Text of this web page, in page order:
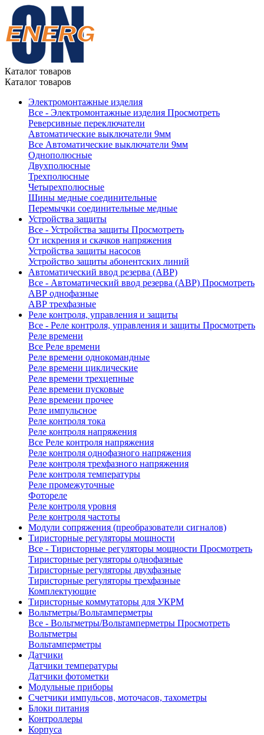
Каталог товаров
Каталог товаров
Электромонтажные изделия
Все - Электромонтажные изделия Просмотреть
Реверсивные переключатели
Автоматические выключатели 9мм
Все Автоматические выключатели 9мм
Однополюсные
Двухполюсные
Трехполюсные
Четырехполюсные
Шины медные соединительные
Перемычки соединительные медные
Устройства защиты
Все - Устройства защиты Просмотреть
От искрения и скачков напряжения
Устройства защиты насосов
Устройство защиты абонентских линий
Автоматический ввод резерва (АВР)
Все - Автоматический ввод резерва (АВР) Просмотреть
АВР однофазные
АВР трехфазные
Реле контроля, управления и защиты
Все - Реле контроля, управления и защиты Просмотреть
Реле времени
Все Реле времени
Реле времени однокомандные
Реле времени циклические
Реле времени трехцепные
Реле времени пусковые
Реле времени прочее
Реле импульсное
Реле контроля тока
Реле контроля напряжения
Все Реле контроля напряжения
Реле контроля однофазного напряжения
Реле контроля трехфазного напряжения
Реле контроля температуры
Реле промежуточные
Фотореле
Реле контроля уровня
Реле контроля частоты
Модули сопряжения (преобразователи сигналов)
Тиристорные регуляторы мощности
Все - Тиристорные регуляторы мощности Просмотреть
Тиристорные регуляторы однофазные
Тиристорные регуляторы двухфазные
Тиристорные регуляторы трехфазные
Комплектующие
Тиристорные коммутаторы для УКРМ
Вольтметры/Вольтамперметры
Все - Вольтметры/Вольтамперметры Просмотреть
Вольтметры
Вольтамперметры
Датчики
Датчики температуры
Датчики фотометки
Модульные приборы
Счетчики импульсов, моточасов, тахометры
Блоки питания
Контроллеры
Корпуса